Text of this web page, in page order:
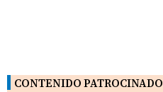
CONTENIDO PATROCINADO